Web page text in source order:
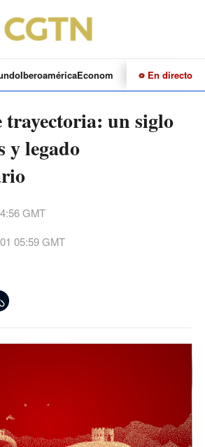
IberoaméricaEconomía CulturaDeportes
En directo
trayectoria: un siglo
y legado
GMT
05:59 GMT